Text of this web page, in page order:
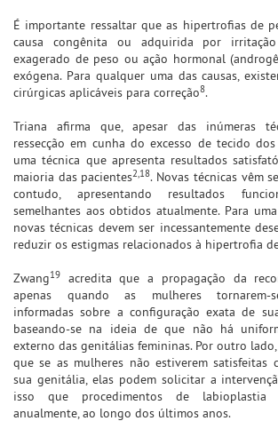
É importante ressaltar que as hipertrofias de
causa congênita ou adquirida por irritação
exagerado de peso ou ação hormonal
exógena. Para qualquer uma das causas,
cirúrgicas aplicáveis para correção8.
Triana afirma que, apesar das inúmeras
ressecção em cunha do excesso de tecido
uma técnica que apresenta resultados
maioria das pacientes2,18. Novas técnicas vêm
contudo, apresentando resultados
semelhantes aos obtidos atualmente. Para
novas técnicas devem ser incessantemente
reduzir os estigmas relacionados à hipertrofia
Zwang19
acredita que a propagação da
apenas quando as mulheres tornarem-
informadas sobre a configuração exata de
baseando-se na ideia de que não há
externo das genitálias femininas. Por outro
que se as mulheres não estiverem satisfeitas
sua genitália, elas podem solicitar a
isso que procedimentos de labioplastia
anualmente, ao longo dos últimos anos.